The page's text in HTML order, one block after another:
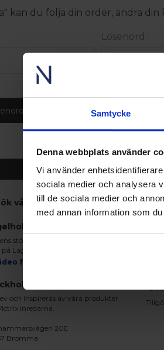
Samtycke
Denna webbplats använder
Vi använder
sociala medier och analysera
till de sociala medier och
med annan information som
kan du följa din order, ändra
Lösenord
Skapa konto
våra utställningar
största fönsterutställning
på Lagegatan 24 i Ängelholm
från vårt showroom
och inspireras av våra produkter
inredarna.
20E
Bromma